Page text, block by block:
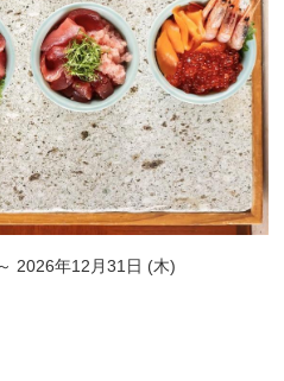
2026年12月31日 (木)